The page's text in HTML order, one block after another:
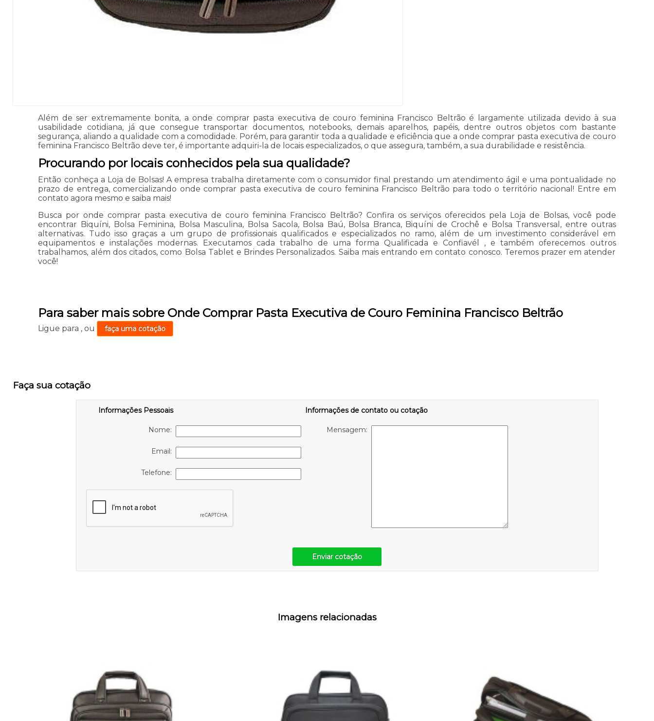
Além de ser extremamente bonita, a onde comprar pasta executiva de couro feminina Francisco Beltrão é largamente utilizada devido à sua
usabilidade cotidiana, já que consegue transportar documentos, notebooks, demais aparelhos, papéis, dentre outros objetos com bastante
segurança, aliando a qualidade com a comodidade. Porém, para garantir toda a qualidade e eficiência que a onde comprar pasta executiva de couro
feminina Francisco Beltrão deve ter, é importante adquiri-la de locais especializados, o que assegura, também, a sua durabilidade e resistência.
Procurando por locais conhecidos pela sua qualidade?
Então conheça a Loja de Bolsas! A empresa trabalha diretamente com o consumidor final prestando um atendimento ágil e uma pontualidade no
prazo de entrega, comercializando onde comprar pasta executiva de couro feminina Francisco Beltrão para todo o território nacional! Entre em
contato agora mesmo e saiba mais!
Busca por onde comprar pasta executiva de couro feminina Francisco Beltrão? Confira os serviços oferecidos pela Loja de Bolsas, você pode
encontrar Biquíni, Bolsa Feminina, Bolsa Masculina, Bolsa Sacola, Bolsa Baú, Bolsa Branca, Biquíni de Crochê e Bolsa Transversal, entre outras
alternativas. Tudo isso graças a um grupo de profissionais qualificados e especializados no ramo, além de um investimento considerável em
equipamentos e instalações modernas. Executamos cada trabalho de uma forma Qualificada e Confiavél , e também oferecemos outros
trabalhamos, além dos citados, como Bolsa Tablet e Brindes Personalizados. Saiba mais entrando em contato conosco. Teremos prazer em atender
você!
Para saber mais sobre Onde Comprar Pasta Executiva de Couro Feminina Francisco Beltrão
Ligue para ,ou faça uma cotação
Faça sua cotação
Informações Pessoais
Nome:
Email:
Telefone:
Informações de contato ou cotação
Mensagem:
Enviar cotação
Imagens relacionadas